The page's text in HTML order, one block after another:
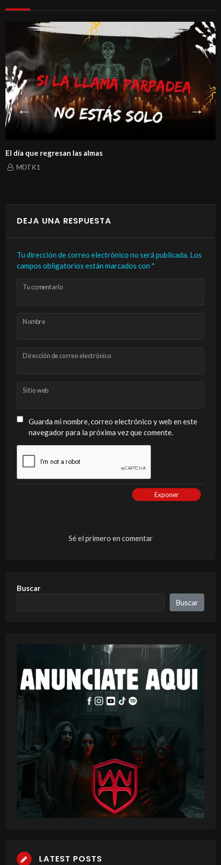
El día que regresan las almas
MDTK1
DEJA UNA RESPUESTA
Tu dirección de correo electrónico no será publicada. Los
campos obligatorios están marcados con *
Tu comentario
Nombre
Dirección de correo electrónico
Sitio web
Guarda mi nombre, correo electrónico y web en este
navegador para la próxima vez que comente.
Exponer
Sé el primero en comentar
Buscar
Buscar
LATEST POSTS